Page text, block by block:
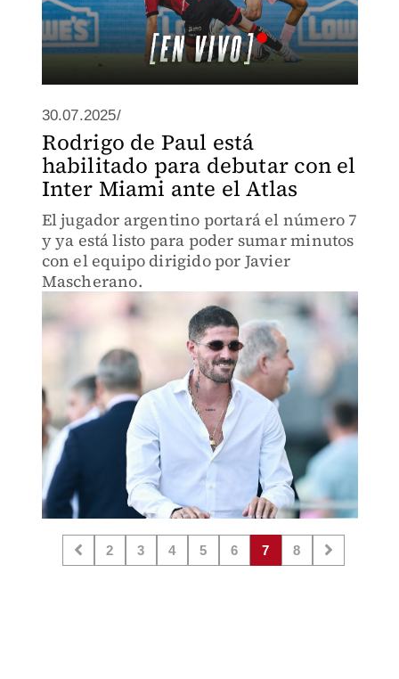
30.07.2025/
Rodrigo de Paul está
habilitado para debutar con el
Inter Miami ante el Atlas
El jugador argentino portará el número 7
y ya está listo para poder sumar minutos
con el equipo dirigido por Javier
Mascherano.
2 3 4 5 6 7 8